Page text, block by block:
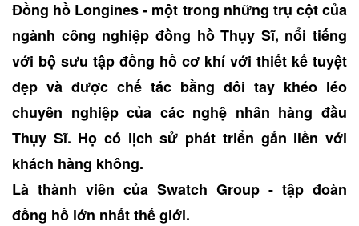
Đồng hồ Longines - một trong những trụ cột của
ngành công nghiệp đồng hồ Thụy Sĩ, nổi tiếng
với bộ sưu tập đồng hồ cơ khí với thiết kế tuyệt
đẹp và được chế tác bằng đôi tay khéo léo
chuyên nghiệp của các nghệ nhân hàng đầu
Thụy Sĩ. Họ có lịch sử phát triển gắn liền với
khách hàng không.
Là thành viên của Swatch Group - tập đoàn
đồng hồ lớn nhất thế giới.